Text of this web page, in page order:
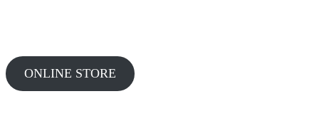
ONLINE STORE